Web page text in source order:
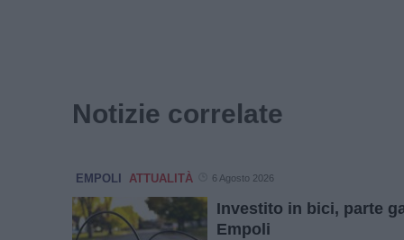
Notizie correlate
EMPOLI ATTUALITÀ 6 Agosto 2026
Investito in bici, parte
Empoli